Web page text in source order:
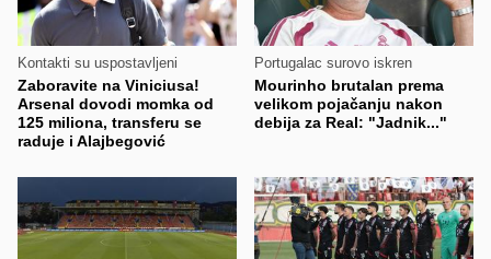
Kontakti su uspostavljeni
Zaboravite na Viniciusa!
Arsenal dovodi momka od
125 miliona, transferu se
raduje i Alajbegović
Portugalac surovo iskren
Mourinho brutalan prema
velikom pojačanju nakon
debija za Real: "Jadnik..."